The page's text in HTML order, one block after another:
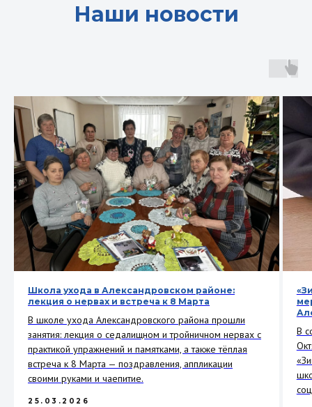
Наши новости
Школа ухода в Александровском районе:
лекция о нервах и встреча к 8 Марта
В школе ухода Александровского района прошли
занятия: лекция о седалищном и тройничном нервах с
практикой упражнений и памятками, а также тёплая
встреча к 8 Марта — поздравления, аппликации
своими руками и чаепитие.
25.03.2026
В